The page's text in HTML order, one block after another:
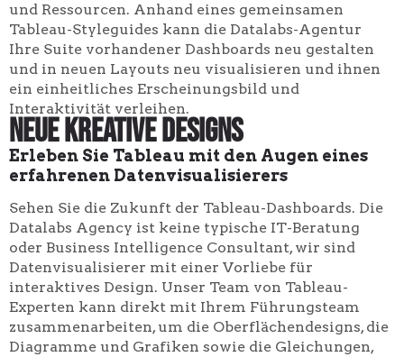
und Ressourcen. Anhand eines gemeinsamen
Tableau-Styleguides kann die Datalabs-Agentur
Ihre Suite vorhandener Dashboards neu gestalten
und in neuen Layouts neu visualisieren und ihnen
ein einheitliches Erscheinungsbild und
Interaktivität verleihen.
Neue kreative Designs
Erleben Sie Tableau mit den Augen eines
erfahrenen Datenvisualisierers
Sehen Sie die Zukunft der Tableau-Dashboards. Die
Datalabs Agency ist keine typische IT-Beratung
oder Business Intelligence Consultant, wir sind
Datenvisualisierer mit einer Vorliebe für
interaktives Design. Unser Team von Tableau-
Experten kann direkt mit Ihrem Führungsteam
zusammenarbeiten, um die Oberflächendesigns, die
Diagramme und Grafiken sowie die Gleichungen,